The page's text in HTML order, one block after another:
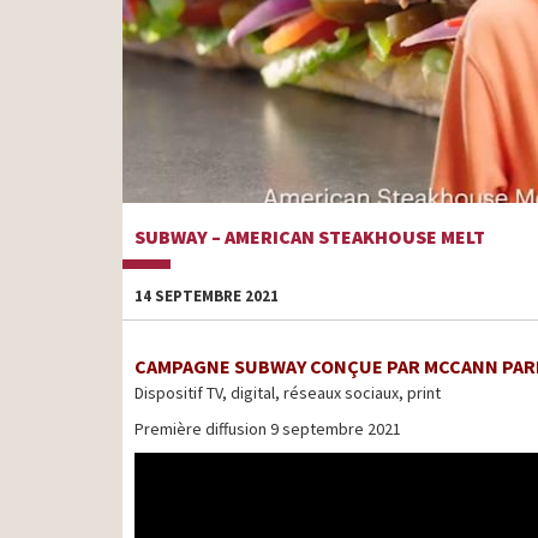
SUBWAY – AMERICAN STEAKHOUSE MELT
14 SEPTEMBRE 2021
CAMPAGNE SUBWAY CONÇUE PAR MCCANN
Dispositif TV, digital, réseaux sociaux, print
Première diffusion 9 septembre 2021